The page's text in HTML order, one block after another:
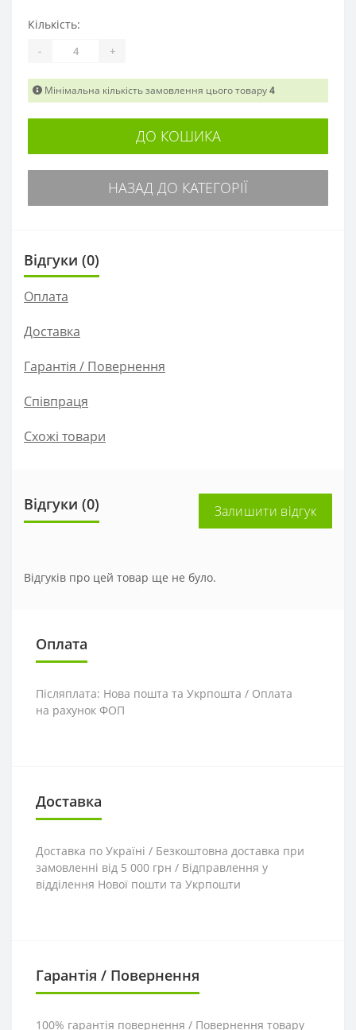
Кількість:
- +
Мінімальна кількість замовлення цього товару4
ДО КОШИКА
НАЗАД ДО КАТЕГОРІЇ
Відгуки (0)
Оплата
Доставка
Гарантія / Повернення
Співпраця
Схожі товари
Відгуки (0) Залишити відгук
Відгуків про цей товар ще не було.
Оплата
Післяплата: Нова пошта та Укрпошта / Оплата
на рахунок ФОП
Доставка
Доставка по Україні / Безкоштовна доставка при
замовленні від 5 000 грн / Відправлення у
відділення Нової пошти та Укрпошти
Гарантія / Повернення
100% гарантія повернення / Повернення товару